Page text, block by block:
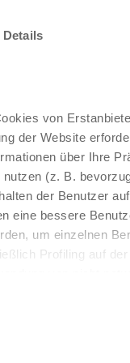
Details
von
der Website
über Ihre
(z. B.
der Benutzer
eine bessere
um einzelnen
Profiling auf
verwenden, indem
haben Sie